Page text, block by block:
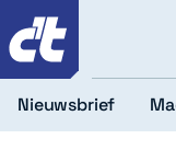
Nieuwsbrief